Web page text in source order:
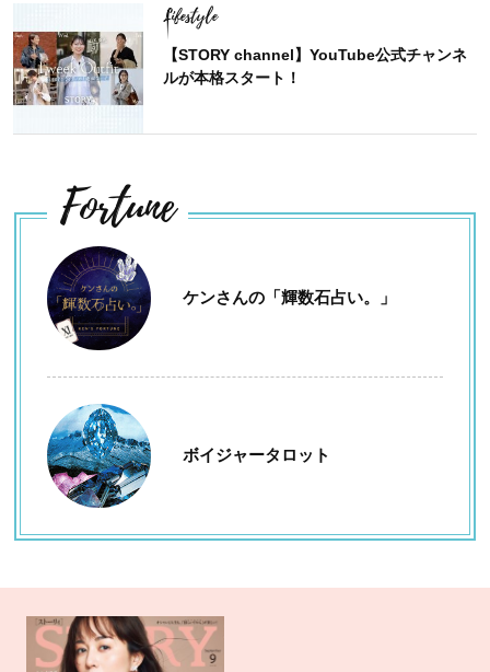
Lifestyle
【STORY channel】YouTube公式チャンネ
ルが本格スタート！
Fortune
ケンさんの「輝数石占い。」
ボイジャータロット